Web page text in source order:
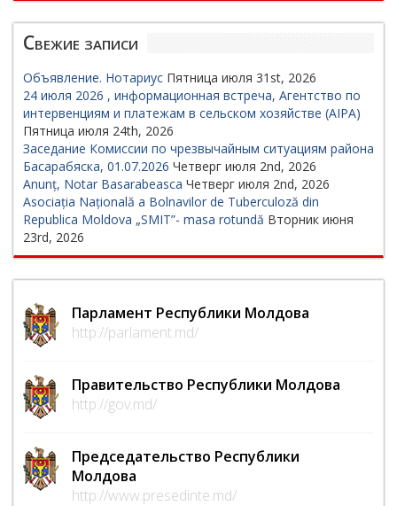
Свежие записи
Объявление. Нотариус Пятница июля 31st, 2026
24 июля 2026 , информационная встреча, Агентство по
интервенциям и платежам в сельском хозяйстве (AIPA)
Пятница июля 24th, 2026
Заседание Комиссии по чрезвычайным ситуациям района
Басарабяска, 01.07.2026 Четверг июля 2nd, 2026
Anunț, Notar Basarabeasca Четверг июля 2nd, 2026
Asociația Națională a Bolnavilor de Tuberculoză din
Republica Moldova „SMIT”- masa rotundă Вторник июня
23rd, 2026
Парламент Республики Молдова
http://parlament.md/
Правительство Республики Молдова
http://gov.md/
Председательство Республики
Молдова
http://www.presedinte.md/